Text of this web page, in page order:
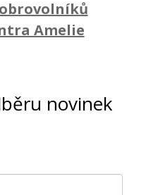
Amelie
novinek